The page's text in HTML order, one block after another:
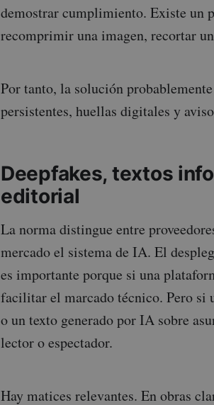
demostrar cumplimiento. Existe un
recomprimir una imagen, recortar
Por tanto, la solución
persistentes, huellas digitales y
Deepfakes, textos
editorial
La norma distingue entre
mercado el sistema de IA. El
es importante porque si una
facilitar el marcado técnico. Pero si
o un texto generado por IA sobre
lector o espectador.
Hay matices relevantes. En obras